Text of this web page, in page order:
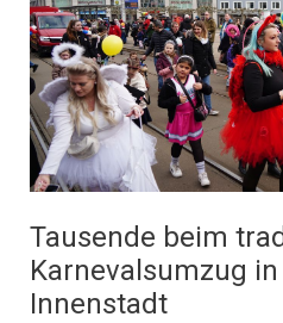
Tausende beim
Karnevalsumzug
Innenstadt